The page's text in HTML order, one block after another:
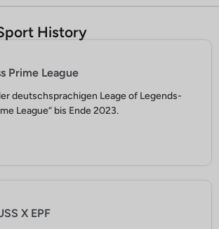
History
Prime League
deutschsprachigen Leage of Legends-
League“ bis Ende 2023.
X EPF